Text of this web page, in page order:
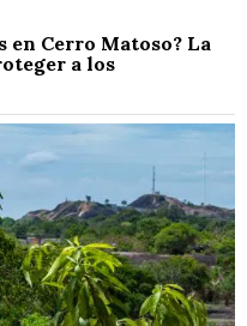
en Cerro Matoso? La
a los